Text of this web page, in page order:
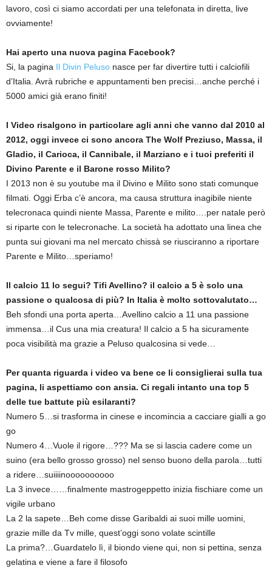
lavoro, così ci siamo accordati per una telefonata in diretta, live
ovviamente!
Hai aperto una nuova pagina Facebook?
Si, la pagina Il Divin Peluso nasce per far divertire tutti i calciofili
d’Italia. Avrà rubriche e appuntamenti ben precisi…anche perché i
5000 amici già erano finiti!
I Video risalgono in particolare agli anni che vanno dal 2010 al
2012, oggi invece ci sono ancora The Wolf Preziuso, Massa, il
Gladio, il Carioca, il Cannibale, il Marziano e i tuoi preferiti il
Divino Parente e il Barone rosso Milito?
I 2013 non è su youtube ma il Divino e Milito sono stati comunque
filmati. Oggi Erba c’è ancora, ma causa struttura inagibile niente
telecronaca quindi niente Massa, Parente e milito….per natale però
si riparte con le telecronache. La società ha adottato una linea che
punta sui giovani ma nel mercato chissà se riusciranno a riportare
Parente e Milito…speriamo!
Il calcio 11 lo segui? Tifi Avellino? il calcio a 5 è solo una
passione o qualcosa di più? In Italia è molto sottovalutato…
Beh sfondi una porta aperta…Avellino calcio a 11 una passione
immensa…il Cus una mia creatura! Il calcio a 5 ha sicuramente
poca visibilità ma grazie a Peluso qualcosina si vede…
Per quanta riguarda i video va bene ce li consiglierai sulla tua
pagina, li aspettiamo con ansia. Ci regali intanto una top 5
delle tue battute più esilaranti?
Numero 5…si trasforma in cinese e incomincia a cacciare gialli a go
go
Numero 4…Vuole il rigore…??? Ma se si lascia cadere come un
suino (era bello grosso grosso) nel senso buono della parola…tutti
a ridere…suiiiinoooooooooo
La 3 invece……finalmente mastrogeppetto inizia fischiare come un
vigile urbano
La 2 la sapete…Beh come disse Garibaldi ai suoi mille uomini,
grazie mille da Tv mille, quest’oggi sono volate scintille
La prima?…Guardatelo lì, il biondo viene qui, non si pettina, senza
gelatina e viene a fare il filosofo